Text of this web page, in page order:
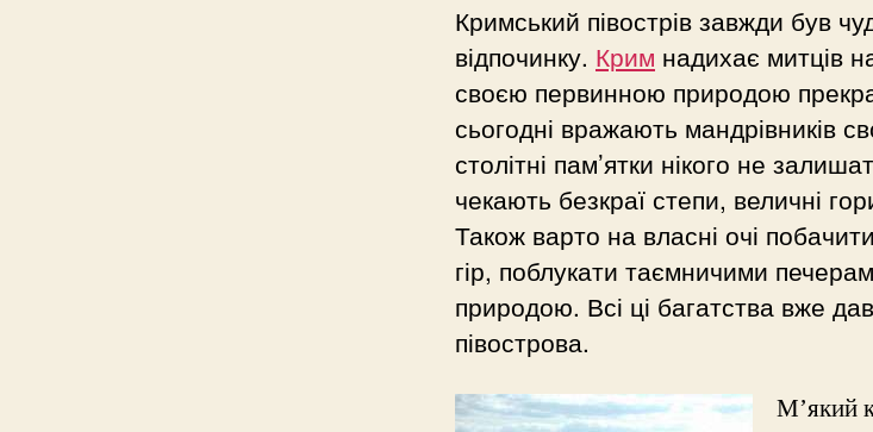
Кримський півострів завжди був
відпочинку. Крим надихає митців
своєю первинною природою
сьогодні вражають мандрівників
столітні пам’ятки нікого не
чекають безкраї степи, величні
Також варто на власні очі
гір, поблукати таємничими
природою. Всі ці багатства вже
півострова.
М’який